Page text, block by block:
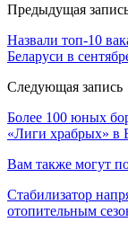
Предыдущая
Назвали топ-10
Беларуси в
Следующая запись
Более 100 юных
«Лиги храбрых» в
Вам также могут
Стабилизатор
отопительным